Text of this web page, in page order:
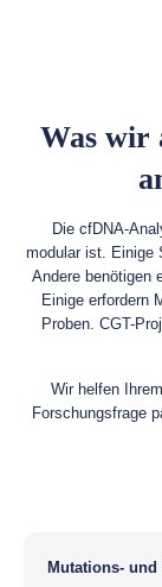
Was wir
Die cfDNA-
modular ist. Einige
Andere benötigen
Einige erfordern
Proben. CGT-
Wir helfen
Forschungsfrage
Mutations-